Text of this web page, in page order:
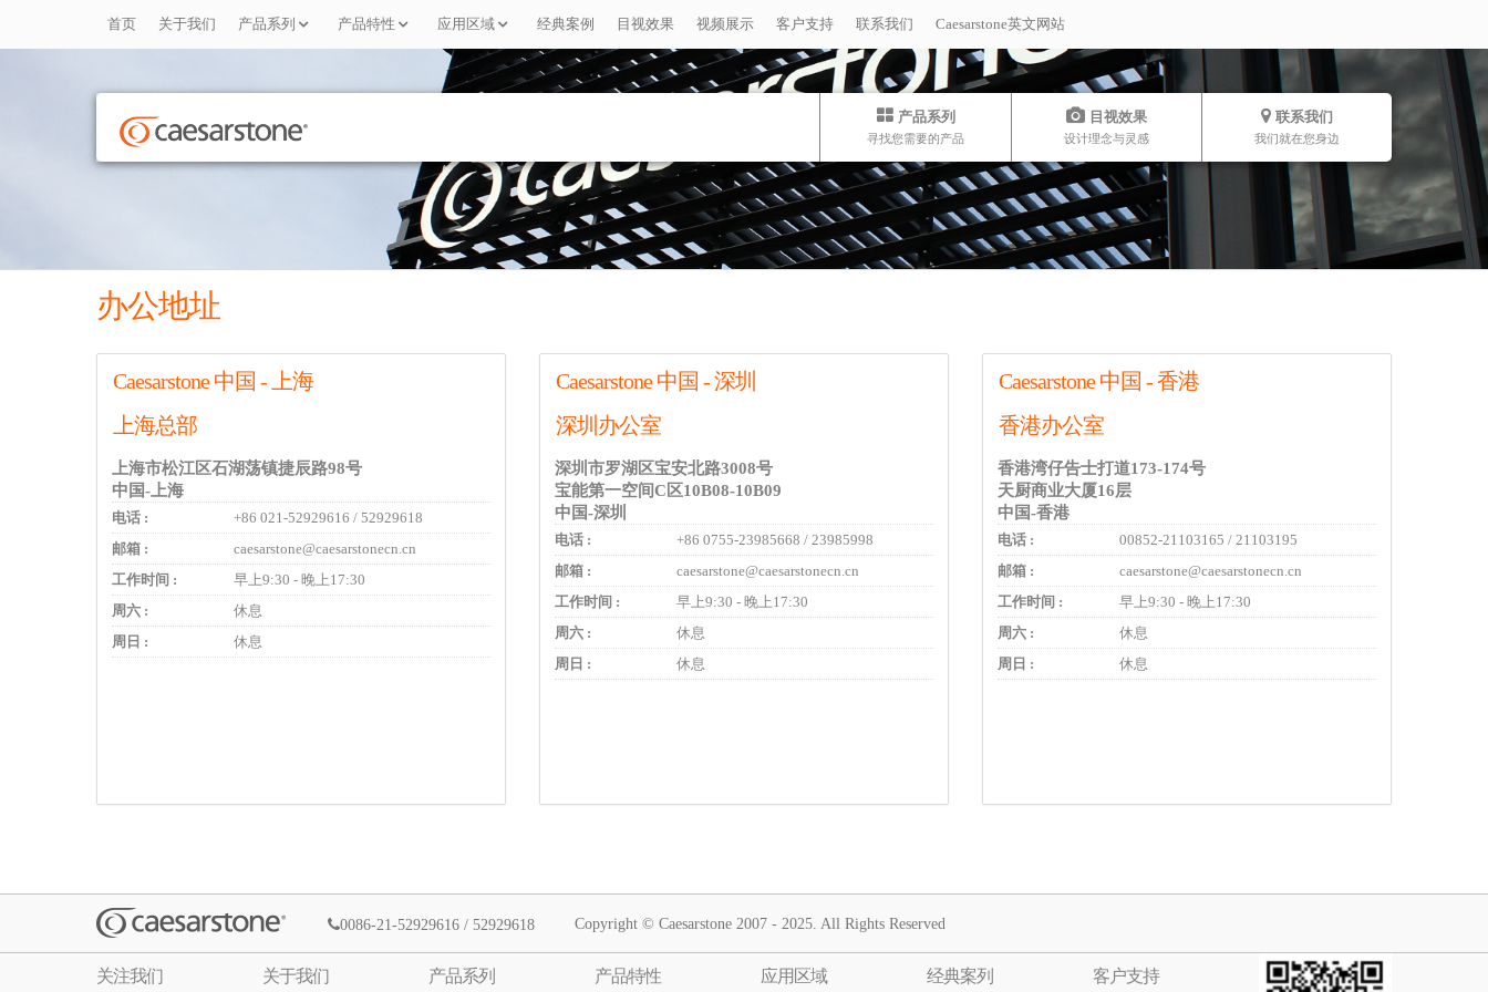
首页 关于我们 产品系列 产品特性 应用区域 经典案例 目视效果 视频展示 客户支持 联系我们 Caesarstone英文网站
产品系列
寻找您需要的产品
目视效果
设计理念与灵感
联系我们
我们就在您身边
办公地址
Caesarstone 中国 - 上海
上海总部
上海市松江区石湖荡镇捷辰路98号
中国-上海
电话 :
+86 021-52929616 / 52929618
邮箱 :
caesarstone@caesarstonecn.cn
工作时间 :
早上9:30 - 晚上17:30
周六 :
休息
周日 :
休息
Caesarstone 中国 - 深圳
深圳办公室
深圳市罗湖区宝安北路3008号
宝能第一空间C区10B08-10B09
中国-深圳
电话 :
+86 0755-23985668 / 23985998
邮箱 :
caesarstone@caesarstonecn.cn
工作时间 :
早上9:30 - 晚上17:30
周六 :
休息
周日 :
休息
Caesarstone 中国 - 香港
香港办公室
香港湾仔告士打道173-174号
天厨商业大厦16层
中国-香港
电话 :
00852-21103165 / 21103195
邮箱 :
caesarstone@caesarstonecn.cn
工作时间 :
早上9:30 - 晚上17:30
周六 :
休息
周日 :
休息
0086-21-52929616 / 52929618 Copyright © Caesarstone 2007 - 2025. All Rights Reserved
关注我们 关于我们 产品系列 产品特性 应用区域 经典案列 客户支持